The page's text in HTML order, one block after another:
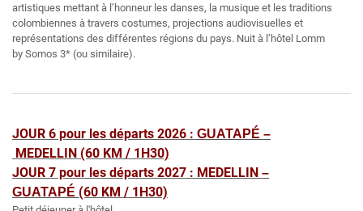
artistiques mettant à l’honneur les danses, la musique et les traditions
colombiennes à travers costumes, projections audiovisuelles et
représentations des différentes régions du pays. Nuit à l’hôtel Lomm
by Somos 3* (ou similaire).
JOUR 6 pour les départs 2026 : GUATAPÉ –
MEDELLIN (60 KM / 1H30)
JOUR 7 pour les départs 2027 : MEDELLIN –
GUATAPÉ (60 KM / 1H30)